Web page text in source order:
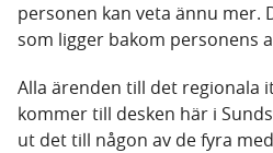
personen kan veta ännu mer.
som ligger bakom personens
Alla ärenden till det regionala
kommer till desken här i
ut det till någon av de fyra